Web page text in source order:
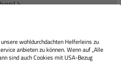
wohldurchdachten Helferleins zu
anbieten zu können. Wenn auf „Alle
sind auch Cookies mit USA-Bezug